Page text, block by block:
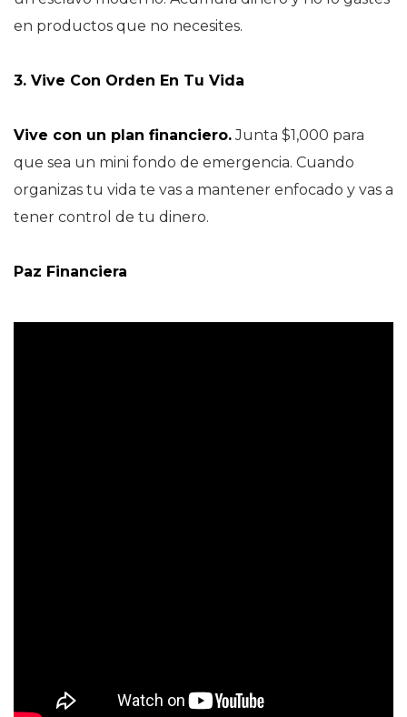
en productos que no necesites.
3. Vive Con Orden En Tu Vida
Vive con un plan financiero.Junta $1,000 para
que sea un mini fondo de emergencia. Cuando
organizas tu vida te vas a mantener enfocado y vas a
tener control de tu dinero.
Paz Financiera